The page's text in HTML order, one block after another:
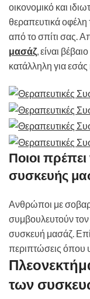
οικονομικό και
θεραπευτικά οφέλη
από το σπίτι σας.
μασάζ , είναι
κατάλληλη για εσάς
Ποιοι
συσκευής
Ανθρώποι με
συμβουλευτούν τον
συσκευή μασάζ.
περιπτώσεις όπου
των